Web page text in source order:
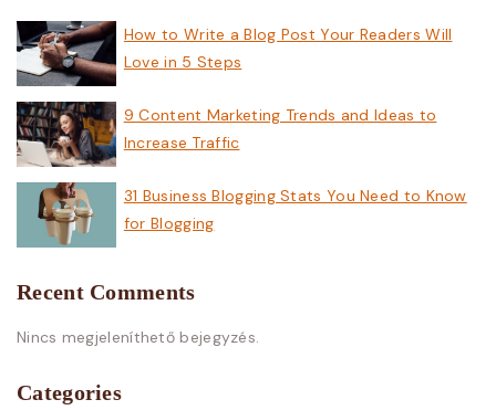
How to Write a Blog Post Your Readers Will
Love in 5 Steps
9 Content Marketing Trends and Ideas to
Increase Traffic
31 Business Blogging Stats You Need to Know
for Blogging
Recent Comments
Nincs megjeleníthető bejegyzés.
Categories